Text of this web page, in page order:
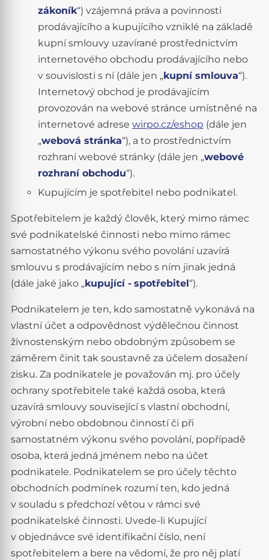
zákoník“) vzájemná práva a povinnosti
prodávajícího a kupujícího vzniklé na základě
kupní smlouvy uzavírané prostřednictvím
internetového obchodu prodávajícího nebo
v souvislosti s ní (dále jen „kupní smlouva“).
Internetový obchod je prodávajícím
provozován na webové stránce umístněné na
internetové adrese wirpo.cz/eshop (dále jen
„webová stránka“), a to prostřednictvím
rozhraní webové stránky (dále jen „webové
rozhraní obchodu“).
Kupujícím je spotřebitel nebo podnikatel.
Spotřebitelem je každý člověk, který mimo rámec
své podnikatelské činnosti nebo mimo rámec
samostatného výkonu svého povolání uzavírá
smlouvu s prodávajícím nebo s ním jinak jedná
(dále jaké jako „kupující - spotřebitel“).
Podnikatelem je ten, kdo samostatně vykonává na
vlastní účet a odpovědnost výdělečnou činnost
živnostenským nebo obdobným způsobem se
záměrem činit tak soustavně za účelem dosažení
zisku. Za podnikatele je považován mj. pro účely
ochrany spotřebitele také každá osoba, která
uzavírá smlouvy související s vlastní obchodní,
výrobní nebo obdobnou činností či při
samostatném výkonu svého povolání, popřípadě
osoba, která jedná jménem nebo na účet
podnikatele. Podnikatelem se pro účely těchto
obchodních podmínek rozumí ten, kdo jedná
v souladu s předchozí větou v rámci své
podnikatelské činnosti. Uvede-li Kupující
v objednávce své identifikační číslo, není
spotřebitelem a bere na vědomí, že pro něj platí